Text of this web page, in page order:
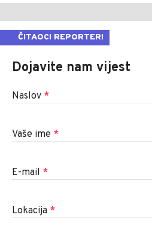
ČITAOCI REPORTERI
Dojavite nam vijest
Naslov *
Vaše ime *
E-mail *
Lokacija *